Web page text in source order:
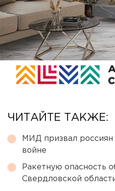
ЧИТАЙТЕ ТАКЖЕ:
МИД призвал россиян
войне
Ракетную опасность
Свердловской